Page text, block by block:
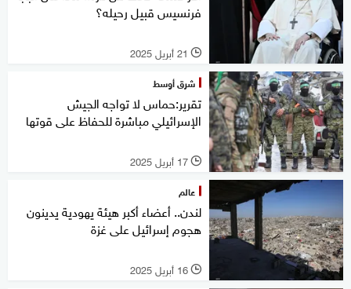
فرنسيس قبيل رحيله؟
l 21 أبريل 2025
شرق أوسط
تقرير:حماس لا تواجه الجيش
الإسرائيلي مباشرة للحفاظ على قوتها
l 17 أبريل 2025
عالم
لندن.. أعضاء أكبر هيئة يهودية يدينون
هجوم إسرائيل على غزة
l 16 أبريل 2025